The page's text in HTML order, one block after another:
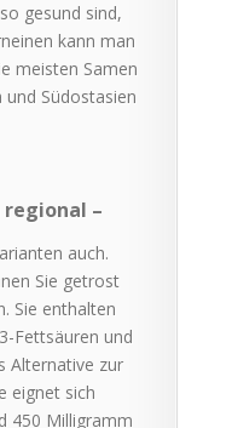
gesund sind,
kann man
meisten Samen
und Südostasien
regional –
auch.
Sie getrost
Sie enthalten
Fettsäuren und
Alternative zur
eignet sich
450 Milligramm